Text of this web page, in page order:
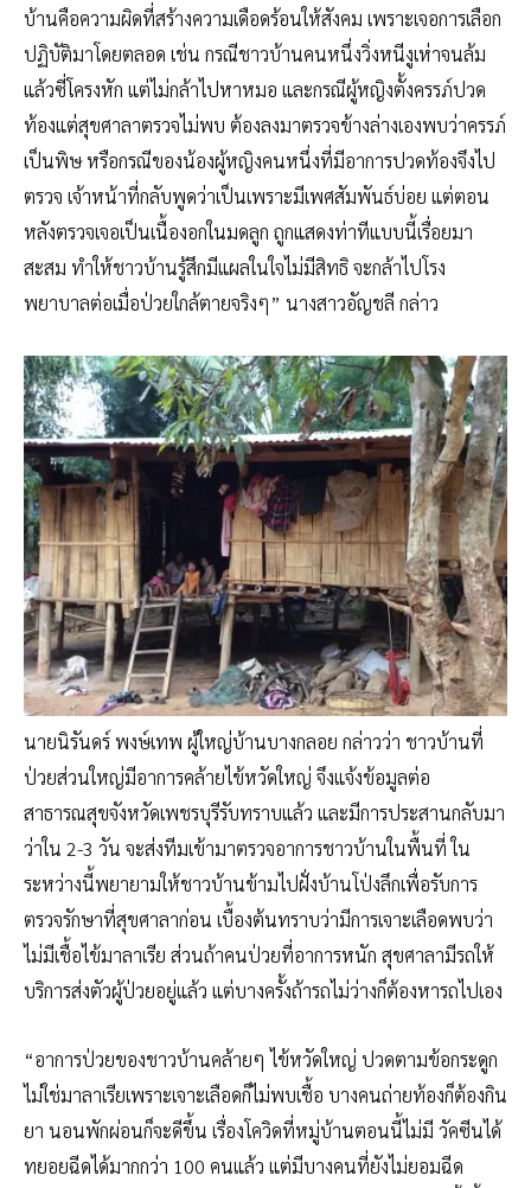
บ้านคือความผิดที่สร้างความเดือดร้อนให้สังคม เพราะเจอการเลือก
ปฏิบัติมาโดยตลอด เช่น กรณีชาวบ้านคนหนึ่งวิ่งหนีงูเห่าจนล้ม
แล้วซี่โครงหัก แต่ไม่กล้าไปหาหมอ และกรณีผู้หญิงตั้งครรภ์ปวด
ท้องแต่สุขศาลาตรวจไม่พบ ต้องลงมาตรวจข้างล่างเองพบว่าครรภ์
เป็นพิษ หรือกรณีของน้องผู้หญิงคนหนึ่งที่มีอาการปวดท้องจึงไป
ตรวจ เจ้าหน้าที่กลับพูดว่าเป็นเพราะมีเพศสัมพันธ์บ่อย แต่ตอน
หลังตรวจเจอเป็นเนื้องอกในมดลูก ถูกแสดงท่าทีแบบนี้เรื่อยมา
สะสม ทำให้ชาวบ้านรู้สึกมีแผลในใจไม่มีสิทธิ จะกล้าไปโรง
พยาบาลต่อเมื่อป่วยใกล้ตายจริงๆ” นางสาวอัญชลี กล่าว
นายนิรันดร์ พงษ์เทพ ผู้ใหญ่บ้านบางกลอย กล่าวว่า ชาวบ้านที่
ป่วยส่วนใหญ่มีอาการคล้ายไข้หวัดใหญ่ จึงแจ้งข้อมูลต่อ
สาธารณสุขจังหวัดเพชรบุรีรับทราบแล้ว และมีการประสานกลับมา
ว่าใน 2-3 วัน จะส่งทีมเข้ามาตรวจอาการชาวบ้านในพื้นที่ ใน
ระหว่างนี้พยายามให้ชาวบ้านข้ามไปฝั่งบ้านโป่งลึกเพื่อรับการ
ตรวจรักษาที่สุขศาลาก่อน เบื้องต้นทราบว่ามีการเจาะเลือดพบว่า
ไม่มีเชื้อไข้มาลาเรีย ส่วนถ้าคนป่วยที่อาการหนัก สุขศาลามีรถให้
บริการส่งตัวผู้ป่วยอยู่แล้ว แต่บางครั้งถ้ารถไม่ว่างก็ต้องหารถไปเอง
“อาการป่วยของชาวบ้านคล้ายๆ ไข้หวัดใหญ่ ปวดตามข้อกระดูก
ไม่ใช่มาลาเรียเพราะเจาะเลือดก็ไม่พบเชื้อ บางคนถ่ายท้องก็ต้องกิน
ยา นอนพักผ่อนก็จะดีขึ้น เรื่องโควิดที่หมู่บ้านตอนนี้ไม่มี วัคซีนได้
ทยอยฉีดได้มากกว่า 100 คนแล้ว แต่มีบางคนที่ยังไม่ยอมฉีด